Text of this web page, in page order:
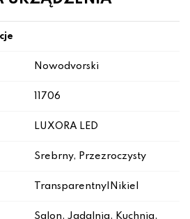
Nowodvorski
11706
LUXORA LED
Srebrny, Przezroczysty
Transparentny|Nikiel
Salon, Jadalnia, Kuchnia,